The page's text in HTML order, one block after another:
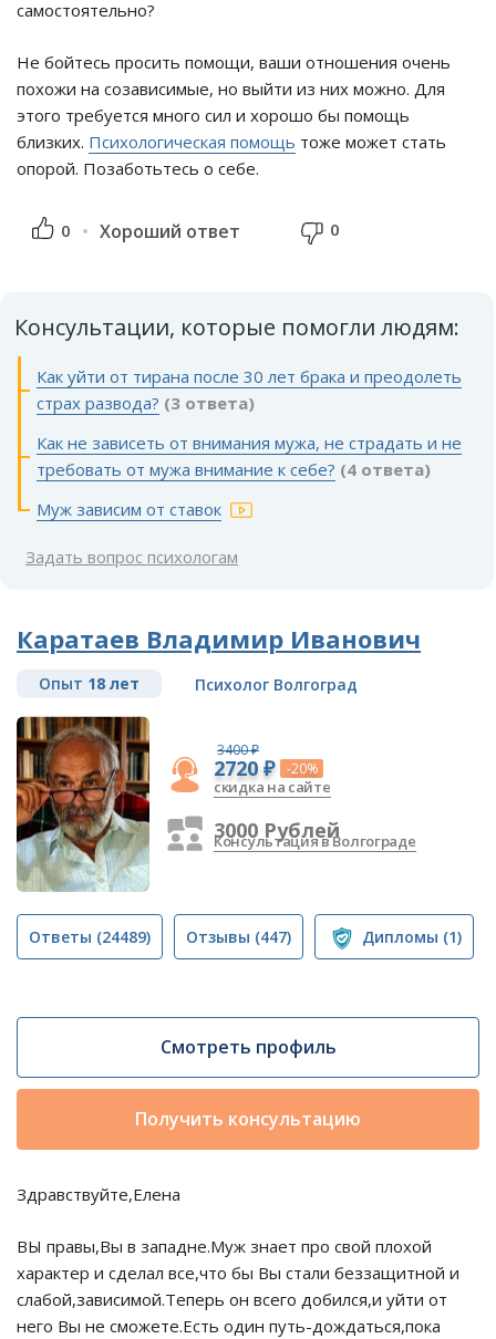
самостоятельно?
Не бойтесь просить помощи, ваши отношения очень
похожи на созависимые, но выйти из них можно. Для
этого требуется много сил и хорошо бы помощь
близких. Психологическая помощь тоже может стать
опорой. Позаботьтесь о себе.
0 Хороший ответ 0
Консультации, которые помогли людям:
Как уйти от тирана после 30 лет брака и преодолеть
страх развода? (3 ответа)
Как не зависеть от внимания мужа, не страдать и не
требовать от мужа внимание к себе? (4 ответа)
Муж зависим от ставок
Задать вопрос психологам
Каратаев Владимир Иванович
Опыт 18 лет Психолог Волгоград
3400 ₽
2720 ₽ -20%
скидка на сайте
3000 Рублей
Консультация в Волгограде
Ответы (24489) Отзывы (447) Дипломы (1)
Смотреть профиль
Получить консультацию
Здравствуйте,Елена
ВЫ правы,Вы в западне.Муж знает про свой плохой
характер и сделал все,что бы Вы стали беззащитной и
слабой,зависимой.Теперь он всего добился,и уйти от
него Вы не сможете.Есть один путь-дождаться,пока